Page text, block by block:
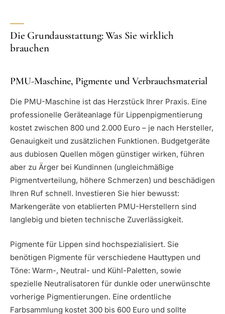
Die Grundausstattung: Was Sie wirklich
brauchen
PMU-Maschine, Pigmente und Verbrauchsmaterial
Die PMU-Maschine ist das Herzstück Ihrer Praxis. Eine
professionelle Geräteanlage für Lippenpigmentierung
kostet zwischen 800 und 2.000 Euro – je nach Hersteller,
Genauigkeit und zusätzlichen Funktionen. Budgetgeräte
aus dubiosen Quellen mögen günstiger wirken, führen
aber zu Ärger bei Kundinnen (ungleichmäßige
Pigmentverteilung, höhere Schmerzen) und beschädigen
Ihren Ruf schnell. Investieren Sie hier bewusst:
Markengeräte von etablierten PMU-Herstellern sind
langlebig und bieten technische Zuverlässigkeit.
Pigmente für Lippen sind hochspezialisiert. Sie
benötigen Pigmente für verschiedene Hauttypen und
Töne: Warm-, Neutral- und Kühl-Paletten, sowie
spezielle Neutralisatoren für dunkle oder unerwünschte
vorherige Pigmentierungen. Eine ordentliche
Farbsammlung kostet 300 bis 600 Euro und sollte